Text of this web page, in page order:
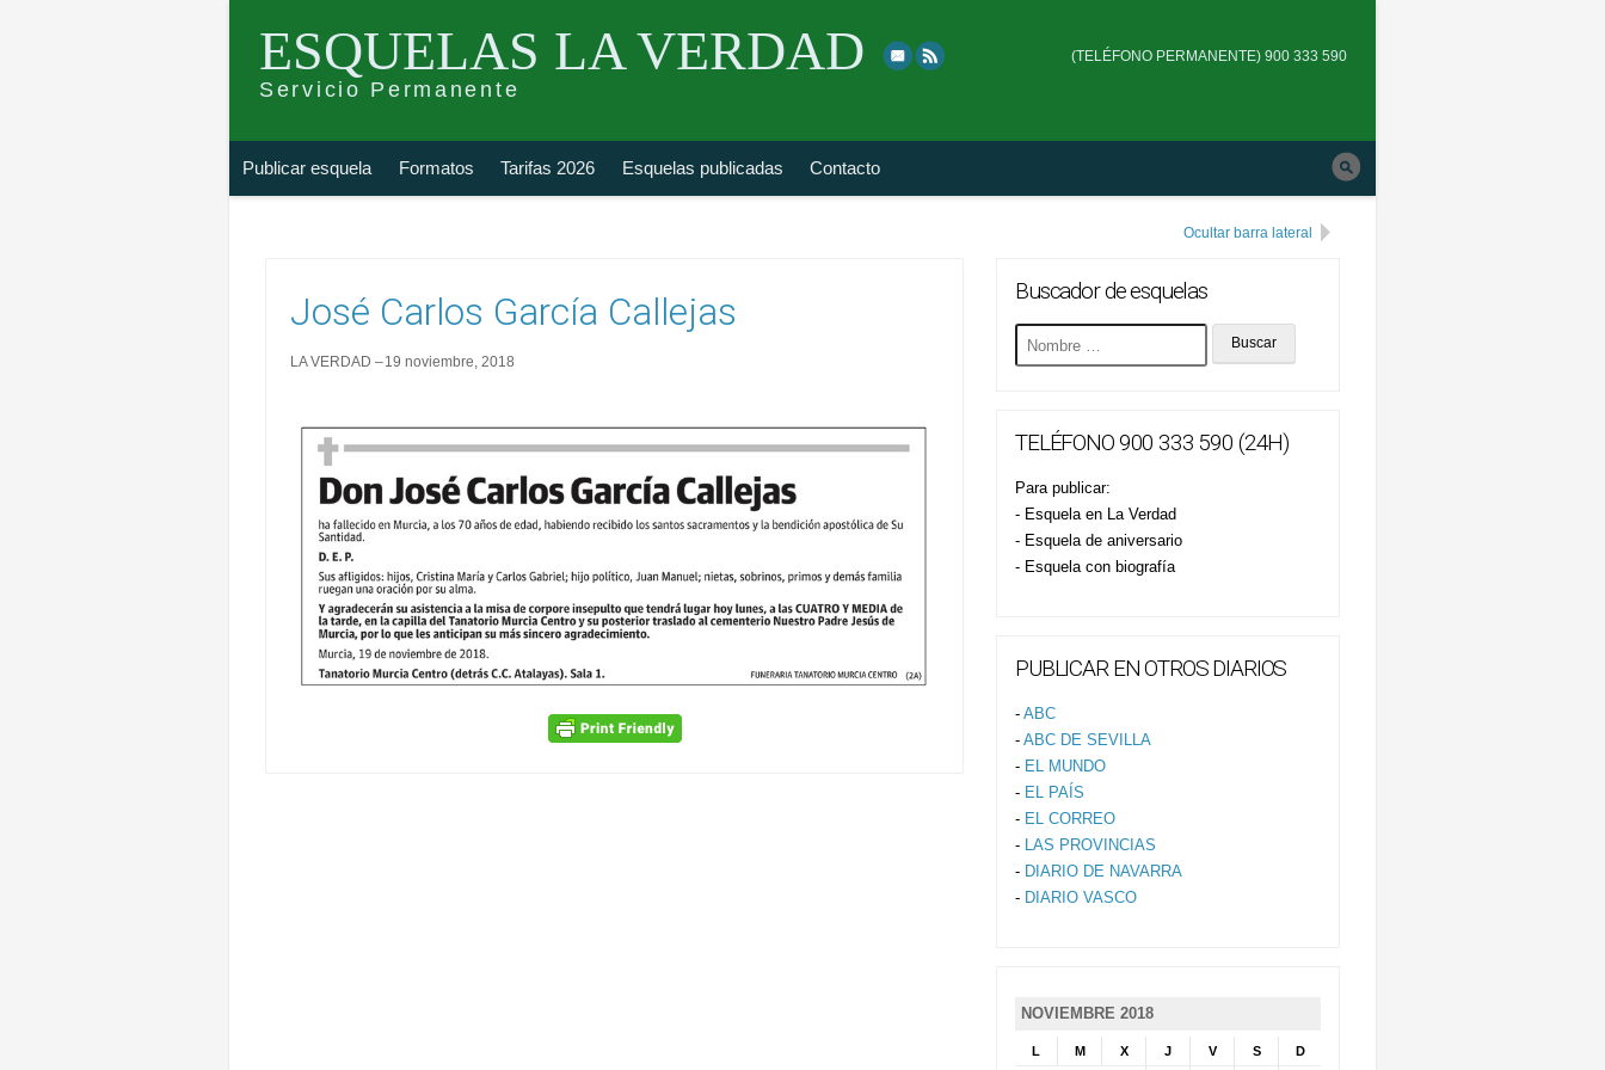
ESQUELAS LA VERDAD
Servicio Permanente
to
top
main
(TELÉFONO PERMANENTE) 900 333 590
Publicar esquela Formatos Tarifas 2026 Esquelas publicadas Contacto
esquela
José Carlos García Callejas
LA VERDAD 19 noviembre, 2018
Ocultar barra lateral
Buscador de esquelas
Buscar
esquela
TELÉFONO 900 333 590 (24H)
Para publicar:
- Esquela en La Verdad
- Esquela de aniversario
- Esquela con biografía
PUBLICAR EN OTROS DIARIOS
- ABC
- ABC DE SEVILLA
- EL MUNDO
- EL PAÍS
- EL CORREO
- LAS PROVINCIAS
- DIARIO DE NAVARRA
- DIARIO VASCO
NOVIEMBRE 2018
L M X J V S D